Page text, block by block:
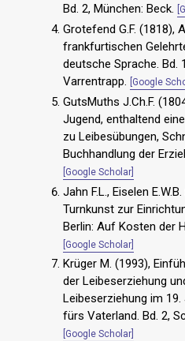
Bd. 2, München: Beck.
Grotefend G.F. (1818),
frankfurtischen
deutsche Sprache. Bd.
Varrentrapp.
[Google
GutsMuths J.Ch.F.
Jugend, enthaltend
zu Leibesübungen,
Buchhandlung der
[Google Scholar]
Jahn F.L., Eiselen
Turnkunst zur
Berlin: Auf Kosten der
[Google Scholar]
Krüger M. (1993),
der Leibeserziehung
Leibeserziehung im
fürs Vaterland. Bd. 2,
[Google Scholar]